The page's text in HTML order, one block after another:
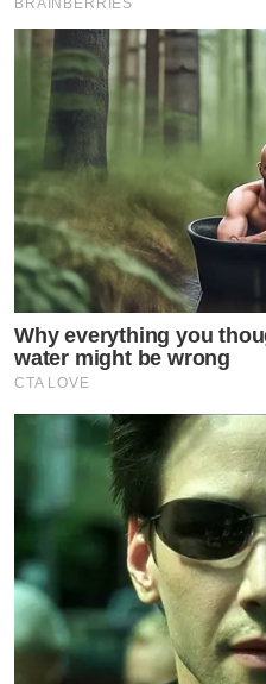
BRAINBERRIES
Why everything you
water might be wrong
CTA LOVE